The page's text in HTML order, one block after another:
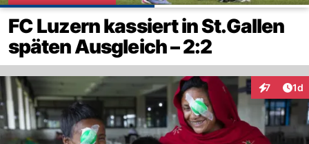
FC Luzern kassiert in St.Gallen
späten Ausgleich – 2:2
7 1d